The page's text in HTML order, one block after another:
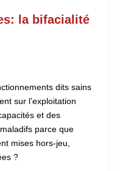
la bifacialité
dits sains
sur l’exploitation
et des
parce que
mises hors-jeu,
?